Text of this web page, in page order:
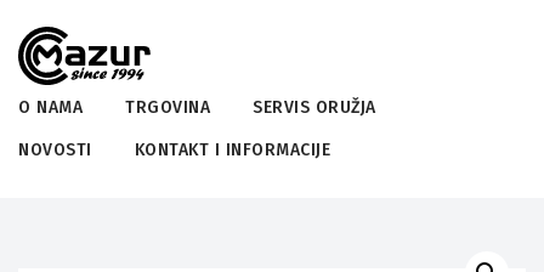
O NAMA TRGOVINA SERVIS ORUŽJA
NOVOSTI KONTAKT I INFORMACIJE